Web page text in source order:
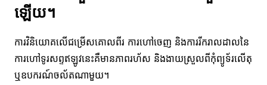
ឡើយ។
ការវិនិយោគលើជម្រើសគោលពីរ ការហៅចេញ និងការរីករាលដាលនៃ
ការហៅទូរសព្ទឥឡូវនេះគឺមានភាពរហ័ស និងងាយស្រួលពីកុំព្យូទ័រលើតុ
ឬឧបករណ៍ចល័តណាមួយ។